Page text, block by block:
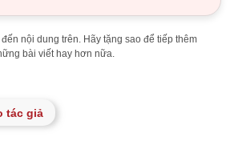
nội dung trên. Hãy tặng sao để tiếp thêm
bài viết hay hơn nữa.
tác giả